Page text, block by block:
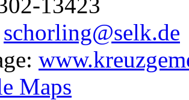
schorling@selk.de
Maps